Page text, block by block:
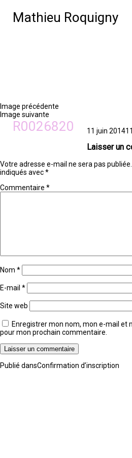
Mathieu Roquigny
Menu et
Image précédente
Image suivante
R0026820
Publié
11 juin 2014
Laisser un
Votre adresse e-mail ne sera pas publiée.
indiqués avec*
Commentaire *
Nom *
E-mail *
Site web
Enregistrer mon nom, mon e-mail et
pour mon prochain commentaire.
Navigation
Publié dansConfirmation d’inscription